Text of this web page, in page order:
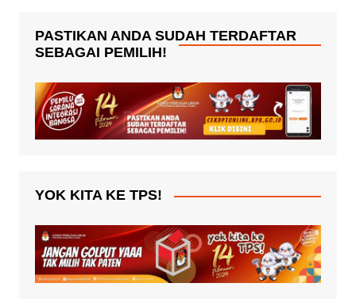
PASTIKAN ANDA SUDAH TERDAFTAR
SEBAGAI PEMILIH!
YOK KITA KE TPS!